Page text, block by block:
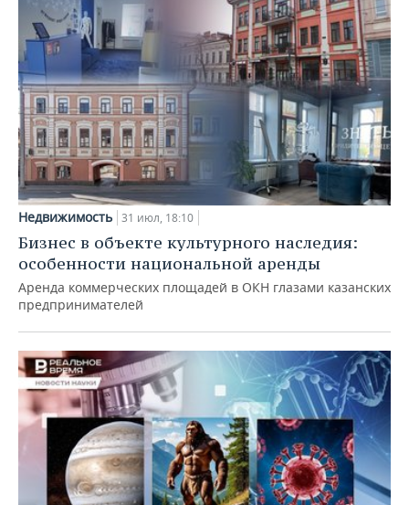
Недвижимость 31 июл, 18:10
Бизнес в объекте культурного наследия:
особенности национальной аренды
Аренда коммерческих площадей в ОКН глазами казанских
предпринимателей